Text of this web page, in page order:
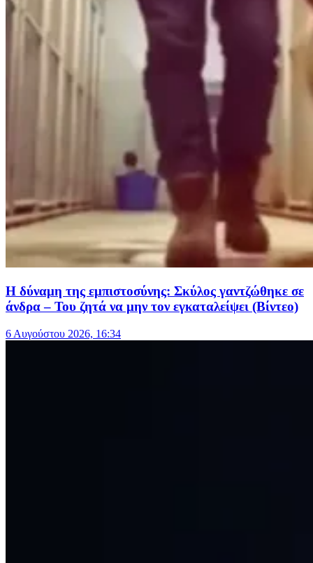
Η δύναμη της εμπιστοσύνης: Σκύλος γαντζώθηκε σε
άνδρα – Του ζητά να μην τον εγκαταλείψει (Βίντεο)
6 Αυγούστου 2026, 16:34